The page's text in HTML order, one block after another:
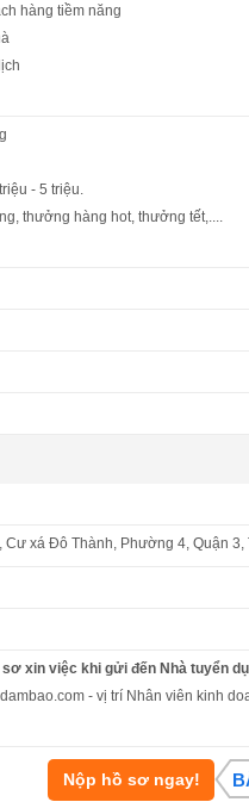
hàng tiềm năng
- 5 triệu.
thưởng hàng hot, thưởng tết,....
xá Đô Thành, Phường 4, Quận 3,
xin việc khi gửi đến Nhà tuyển
- vị trí Nhân viên kinh
Nộp hồ sơ ngay!